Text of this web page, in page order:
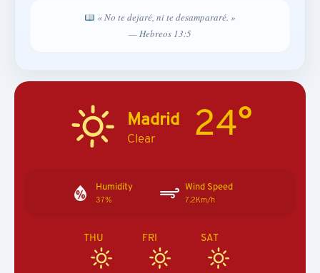
« No te dejaré, ni te desampararé. »
— Hebreos 13:5
Madrid
Clear 24°
Humidity
37%
Wind Speed
7.2Km/h
THU FRI SAT